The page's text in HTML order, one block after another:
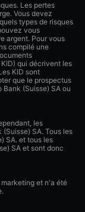
Les pertes
Vous devez
types de risques
vous
argent. Pour vous
compilé une
qui décrivent les
KID sont
que le prospectus
(Suisse) SA ou
les
SA. Tous les
SA. et tous les
SA et sont donc
et n'a été